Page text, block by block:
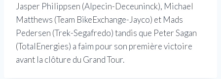
Jasper Philippsen (Alpecin-Deceuninck), Michael
Matthews (Team BikeExchange-Jayco) et Mads
Pedersen (Trek-Segafredo) tandis que Peter Sagan
(TotalEnergies) a faim pour son première victoire
avant la clôture du Grand Tour.